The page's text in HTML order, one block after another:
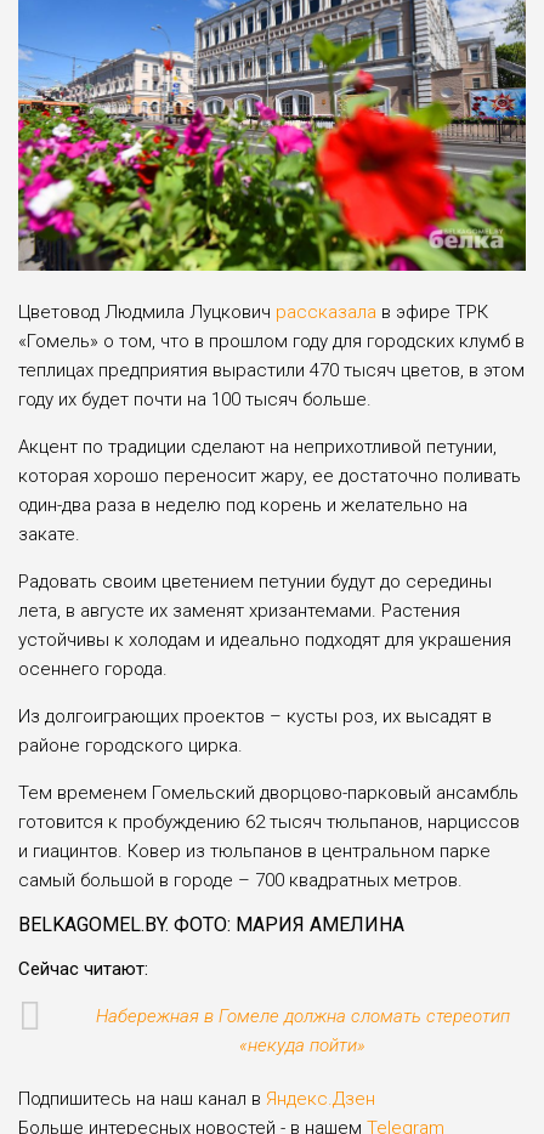
Цветовод Людмила Луцкович рассказала в эфире ТРК
«Гомель» о том, что в прошлом году для городских клумб в
теплицах предприятия вырастили 470 тысяч цветов, в этом
году их будет почти на 100 тысяч больше.
Акцент по традиции сделают на неприхотливой петунии,
которая хорошо переносит жару, ее достаточно поливать
один-два раза в неделю под корень и желательно на
закате.
Радовать своим цветением петунии будут до середины
лета, в августе их заменят хризантемами. Растения
устойчивы к холодам и идеально подходят для украшения
осеннего города.
Из долгоиграющих проектов – кусты роз, их высадят в
районе городского цирка.
Тем временем Гомельский дворцово-парковый ансамбль
готовится к пробуждению 62 тысяч тюльпанов, нарциссов
и гиацинтов. Ковер из тюльпанов в центральном парке
самый большой в городе – 700 квадратных метров.
BELKAGOMEL.BY. ФОТО: МАРИЯ АМЕЛИНА
Сейчас читают:
Набережная в Гомеле должна сломать стереотип
«некуда пойти»
Подпишитесь на наш канал в Яндекс.Дзен
Больше интересных новостей - в нашем Telegram